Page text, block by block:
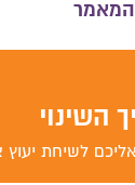
השינוי
לשיחת יעוץ